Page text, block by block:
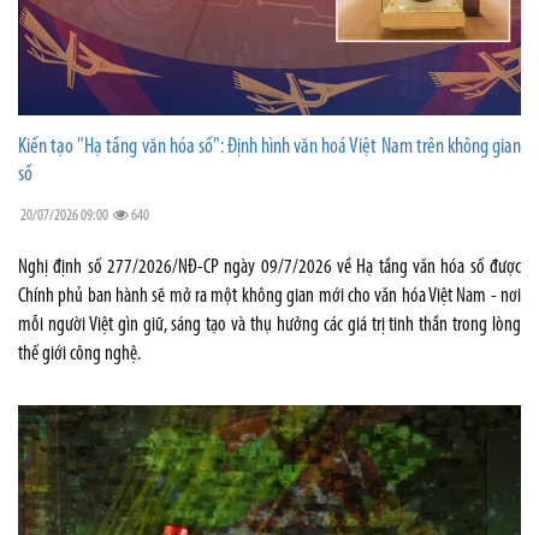
Kiến tạo "Hạ tầng văn hóa số": Định hình văn hoá Việt Nam trên không gian
số
20/07/2026 09:00 640
Nghị định số 277/2026/NĐ-CP ngày 09/7/2026 về Hạ tầng văn hóa số được
Chính phủ ban hành sẽ mở ra một không gian mới cho văn hóa Việt Nam - nơi
mỗi người Việt gìn giữ, sáng tạo và thụ hưởng các giá trị tinh thần trong lòng
thế giới công nghệ.